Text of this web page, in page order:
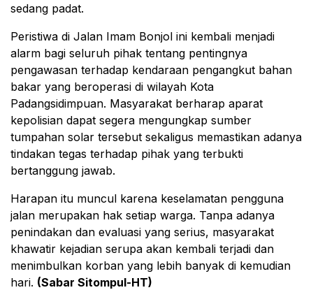
sedang padat.
Peristiwa di Jalan Imam Bonjol ini kembali menjadi
alarm bagi seluruh pihak tentang pentingnya
pengawasan terhadap kendaraan pengangkut bahan
bakar yang beroperasi di wilayah Kota
Padangsidimpuan. Masyarakat berharap aparat
kepolisian dapat segera mengungkap sumber
tumpahan solar tersebut sekaligus memastikan adanya
tindakan tegas terhadap pihak yang terbukti
bertanggung jawab.
Harapan itu muncul karena keselamatan pengguna
jalan merupakan hak setiap warga. Tanpa adanya
penindakan dan evaluasi yang serius, masyarakat
khawatir kejadian serupa akan kembali terjadi dan
menimbulkan korban yang lebih banyak di kemudian
hari. (Sabar Sitompul-HT)